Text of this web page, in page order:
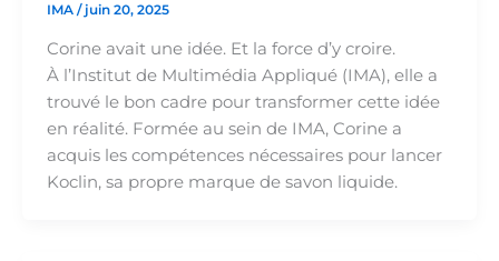
IMA / juin 20, 2025
Corine avait une idée. Et la force d’y croire.
À l’Institut de Multimédia Appliqué (IMA), elle a
trouvé le bon cadre pour transformer cette idée
en réalité. Formée au sein de IMA, Corine a
acquis les compétences nécessaires pour lancer
Koclin, sa propre marque de savon liquide.